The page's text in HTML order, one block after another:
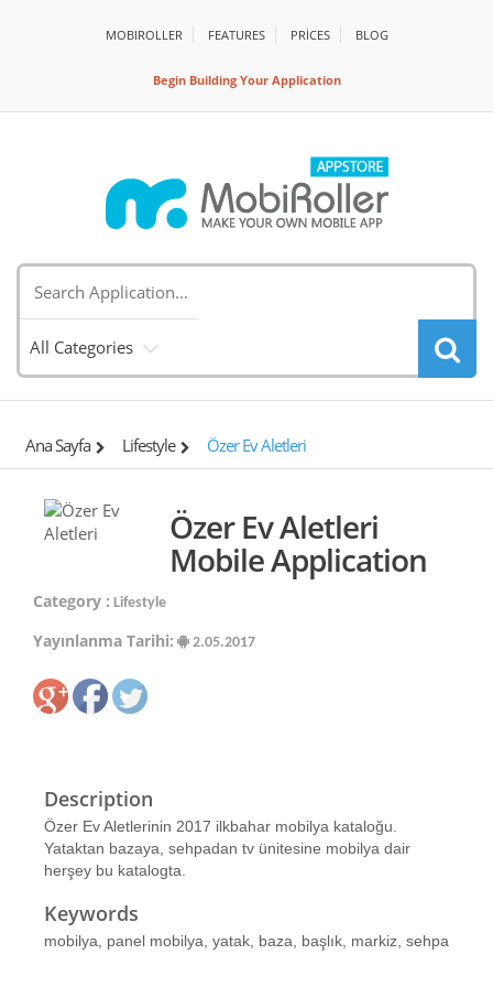
MOBIROLLER FEATURES PRİCES BLOG
Begin Building Your Application
All Categories
Ana Sayfa Lifestyle Özer Ev Aletleri
Özer Ev Aletleri
Mobile Application
Category : Lifestyle
Yayınlanma Tarihi: 2.05.2017
Description
Özer Ev Aletlerinin 2017 ilkbahar mobilya kataloğu.
Yataktan bazaya, sehpadan tv ünitesine mobilya dair
herşey bu katalogta.
Keywords
mobilya, panel mobilya, yatak, baza, başlık, markiz, sehpa